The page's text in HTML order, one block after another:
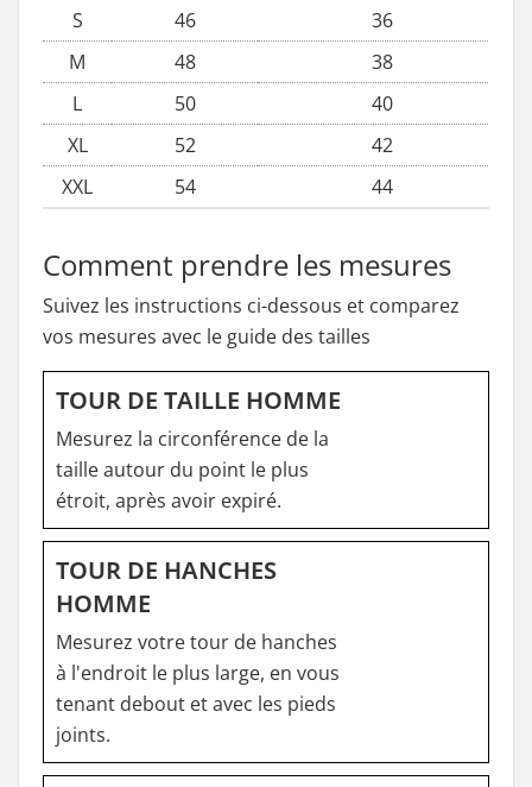
S
46
36
M
48
38
L
50
40
XL
52
42
XXL
54 44
Comment prendre les mesures
Suivez les instructions ci-dessous et comparez
vos mesures avec le guide des tailles
TOUR DE TAILLE HOMME
Mesurez la circonférence de la
taille autour du point le plus
étroit, après avoir expiré.
TOUR DE HANCHES
HOMME
Mesurez votre tour de hanches
à l'endroit le plus large, en vous
tenant debout et avec les pieds
joints.